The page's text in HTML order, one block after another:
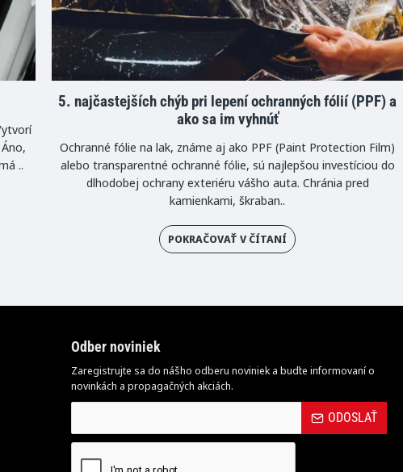
..
5. najčastejších chýb pri lepení ochranných fólií (PPF) a
ako sa im vyhnúť
Ochranné fólie na lak, známe aj ako PPF (Paint Protection Film)
alebo transparentné ochranné fólie, sú najlepšou investíciou do
dlhodobej ochrany exteriéru vášho auta. Chránia pred
kamienkami, škraban..
POKRAČOVAŤ V ČÍTANÍ
Odber noviniek
Zaregistrujte sa do nášho odberu noviniek a buďte informovaní o
novinkách a propagačných akciách.
ODOSLAŤ